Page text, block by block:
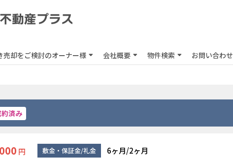
売却をご検討のオーナー様 会社概要 物件検索 お問い合わせ
済み
円 敷金・保証金/礼金 6ヶ月/2ヶ月